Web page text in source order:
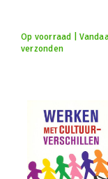
Op voorraad |
verzonden